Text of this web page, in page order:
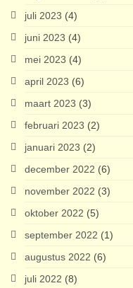
juli 2023 (4)
juni 2023 (4)
mei 2023 (4)
april 2023 (6)
maart 2023 (3)
februari 2023 (2)
januari 2023 (2)
december 2022 (6)
november 2022 (3)
oktober 2022 (5)
september 2022 (1)
augustus 2022 (6)
juli 2022 (8)